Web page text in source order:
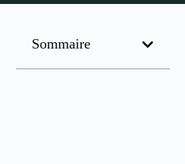
Sommaire